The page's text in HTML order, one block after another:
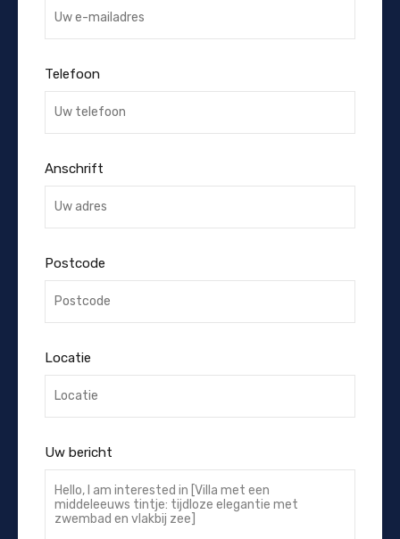
Telefoon
Anschrift
Postcode
Locatie
Uw bericht